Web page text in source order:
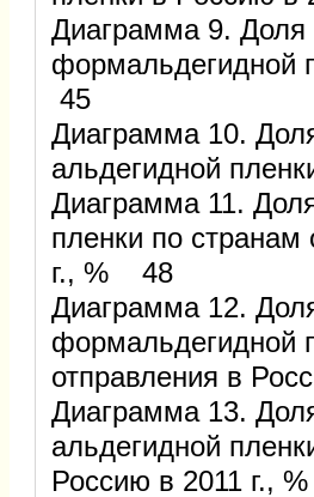
Диаграмма 9.
формальдегидной
45
Диаграмма 10.
альдегидной
Диаграмма 11.
пленки по странам
г., % 48
Диаграмма 12.
формальдегидной
отправления в
Диаграмма 13.
альдегидной
Россию в 2011 г.,